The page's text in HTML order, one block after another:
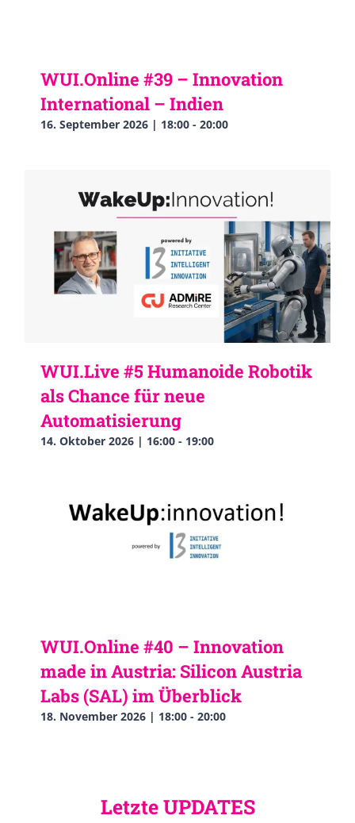
WUI.Online #39 – Innovation
International – Indien
16. September 2026 | 18:00 - 20:00
WUI.Live #5 Humanoide Robotik
als Chance für neue
Automatisierung
14. Oktober 2026 | 16:00 - 19:00
WUI.Online #40 – Innovation
made in Austria: Silicon Austria
Labs (SAL) im Überblick
18. November 2026 | 18:00 - 20:00
Letzte UPDATES